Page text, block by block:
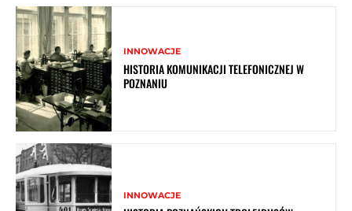
INNOWACJE
HISTORIA KOMUNIKACJI TELEFONICZNEJ W
POZNANIU
INNOWACJE